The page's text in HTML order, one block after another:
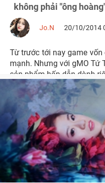
không phải "ông
Jo.N 20/10/2014
Từ trước tới nay game vốn
mạnh. Nhưng với gMO Tứ
sản phẩm hấp dẫn dành